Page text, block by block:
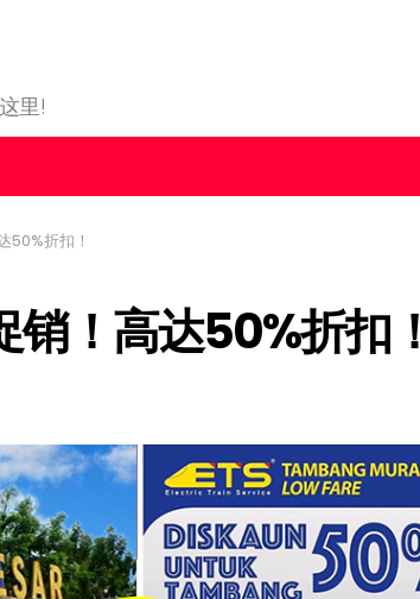
里!
50%折扣！
销！高达50%折扣！